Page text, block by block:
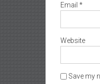
Email *
Website
Save my